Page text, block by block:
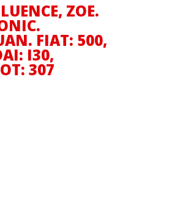
ZOE.
FIAT: 500,
I30,
307